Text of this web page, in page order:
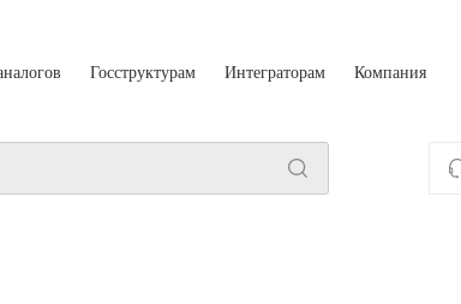
Госструктурам Интеграторам Компания